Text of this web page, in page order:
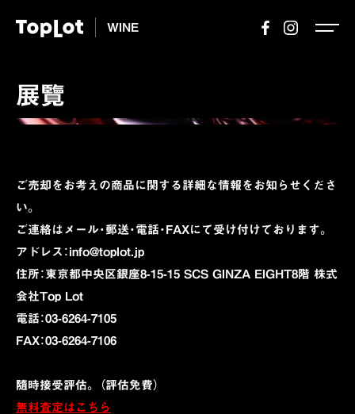
WINE
展覽
ご売却をお考えの商品に関する詳細な情報をお知らせくださ
い。
ご連絡はメール・郵送・電話・FAXにて受け付けております。
アドレス：info@toplot.jp
住所：東京都中央区銀座8-15-15 SCS GINZA EIGHT8階 株式
会社Top Lot
電話：03-6264-7105
FAX：03-6264-7106
隨時接受評估。 （評估免費）
無料査定はこちら